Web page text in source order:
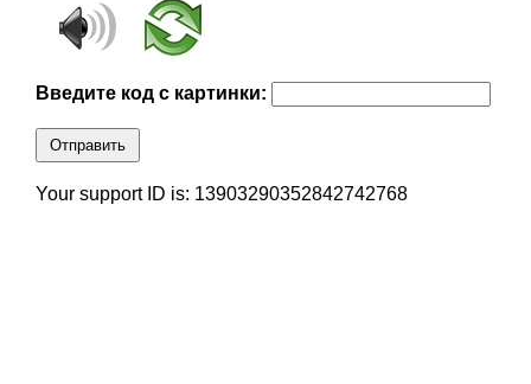
Введите код с картинки:
Отправить
Your support ID is: 13903290352842742768